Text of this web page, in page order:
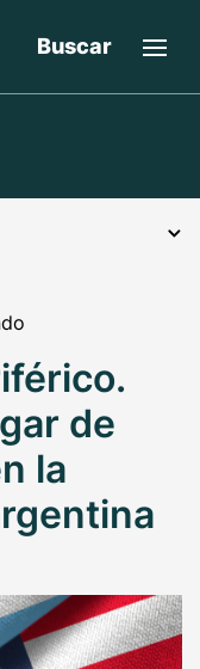
Buscar
de
la